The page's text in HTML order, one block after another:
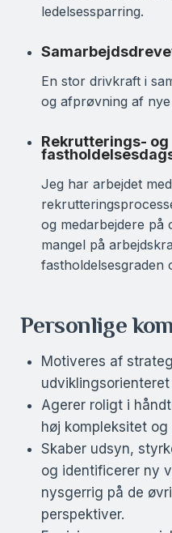
ledelsessparring.
En stor drivkraft i
og afprøvning af
Rekrutterings- og
Jeg har arbejdet
og medarbejdere på
mangel på
fastholdelsesgraden
Personlige
Motiveres af
udviklingsorienteret
Agerer roligt i
høj kompleksitet og
Skaber udsyn,
og identificerer ny
nysgerrig på de
perspektiver.